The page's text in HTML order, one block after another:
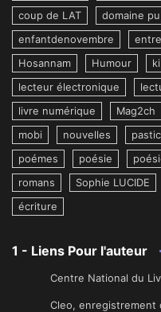
coup de LAT
domaine
enfantdenovembre
Hosannam
Humour
lecteur électronique
livre numérique
Mag2ch
mobi
nouvelles
poémes
poésie
romans
Sophie LUCIDE
écriture
1 - Liens Pour l'auteur
Centre National du
Cleo, enregistrement